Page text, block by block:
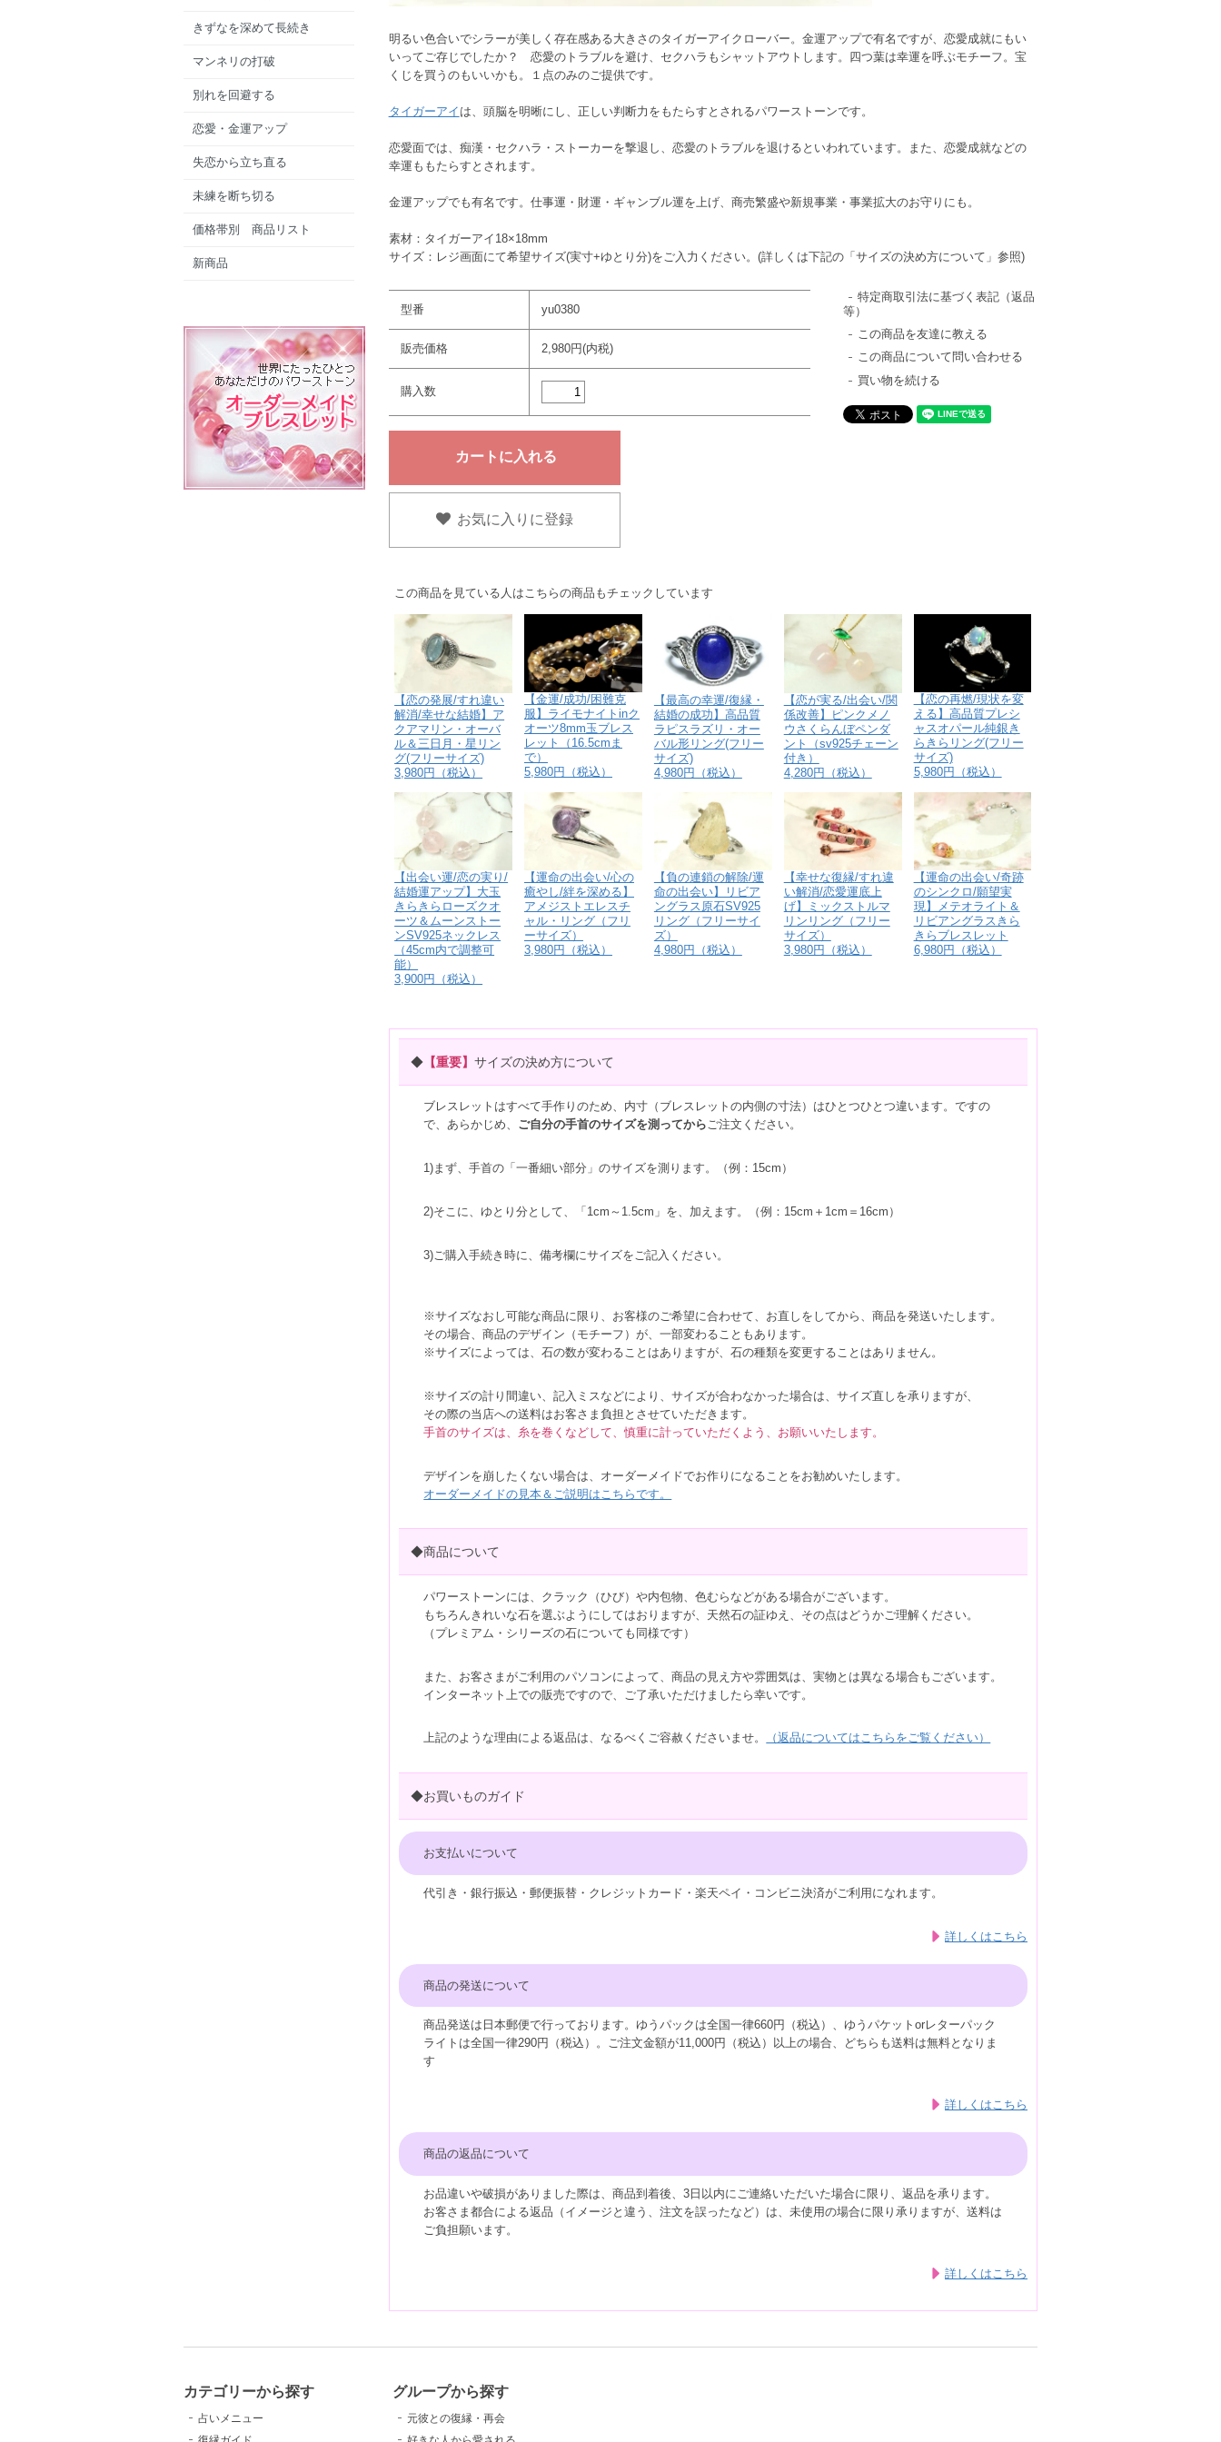
きずなを深めて長続き
マンネリの打破
別れを回避する
恋愛・金運アップ
失恋から立ち直る
未練を断ち切る
価格帯別 商品リスト
新商品
明るい色合いでシラーが美しく存在感ある大きさのタイガーアイクローバー。金運アップで有名ですが、恋愛成就にもい
いってご存じでしたか？ 恋愛のトラブルを避け、セクハラもシャットアウトします。四つ葉は幸運を呼ぶモチーフ。宝
くじを買うのもいいかも。１点のみのご提供です。
タイガーアイ は、頭脳を明晰にし、正しい判断力をもたらすとされるパワーストーンです。
恋愛面では、痴漢・セクハラ・ストーカーを撃退し、恋愛のトラブルを退けるといわれています。また、恋愛成就などの
幸運ももたらすとされます。
金運アップでも有名です。仕事運・財運・ギャンブル運を上げ、商売繁盛や新規事業・事業拡大のお守りにも。
素材：タイガーアイ18×18mm
サイズ：レジ画面にて希望サイズ(実寸+ゆとり分)をご入力ください。(詳しくは下記の「サイズの決め方について」参照)
型番 yu0380
販売価格 2,980円(内税)
購入数
お気に入りに登録
特定商取引法に基づく表記（返品
等）
この商品を友達に教える
この商品について問い合わせる
買い物を続ける
この商品を見ている人はこちらの商品もチェックしています
【恋の発展/すれ違い
解消/幸せな結婚】ア
クアマリン・オーバ
ル＆三日月・星リン
グ(フリーサイズ)
3,980円（税込）
【金運/成功/困難克
服】ライモナイトinク
オーツ8mm玉ブレス
レット（16.5cmま
で）
5,980円（税込）
【最高の幸運/復縁・
結婚の成功】高品質
ラピスラズリ・オー
バル形リング(フリー
サイズ)
4,980円（税込）
【恋が実る/出会い/関
係改善】ピンクメノ
ウさくらんぼペンダ
ント（sv925チェーン
付き）
4,280円（税込）
【恋の再燃/現状を変
える】高品質プレシ
ャスオパール純銀き
らきらリング(フリー
サイズ)
5,980円（税込）
【出会い運/恋の実り/
結婚運アップ】大玉
きらきらローズクオ
ーツ＆ムーンストー
ンSV925ネックレス
（45cm内で調整可
能）
3,900円（税込）
【運命の出会い/心の
癒やし/絆を深める】
アメジストエレスチ
ャル・リング（フリ
ーサイズ）
3,980円（税込）
【負の連鎖の解除/運
命の出会い】リビア
ングラス原石SV925
リング（フリーサイ
ズ）
4,980円（税込）
【幸せな復縁/すれ違
い解消/恋愛運底上
げ】ミックストルマ
リンリング（フリー
サイズ）
3,980円（税込）
【運命の出会い/奇跡
のシンクロ/願望実
現】メテオライト＆
リビアングラスきら
きらブレスレット
6,980円（税込）
◆ 【重要】サイズの決め方について
ブレスレットはすべて手作りのため、内寸（ブレスレットの内側の寸法）はひとつひとつ違います。ですの
で、あらかじめ、 ご自分の手首のサイズを測ってからご注文ください。
1)まず、手首の「一番細い部分」のサイズを測ります。（例：15cm）
2)そこに、ゆとり分として、「1cm～1.5cm」を、加えます。（例：15cm＋1cm＝16cm）
3)ご購入手続き時に、備考欄にサイズをご記入ください。
※サイズなおし可能な商品に限り、お客様のご希望に合わせて、お直しをしてから、商品を発送いたします。
その場合、商品のデザイン（モチーフ）が、一部変わることもあります。
※サイズによっては、石の数が変わることはありますが、石の種類を変更することはありません。
※サイズの計り間違い、記入ミスなどにより、サイズが合わなかった場合は、サイズ直しを承りますが、
その際の当店への送料はお客さま負担とさせていただきます。
手首のサイズは、糸を巻くなどして、慎重に計っていただくよう、お願いいたします。
デザインを崩したくない場合は、オーダーメイドでお作りになることをお勧めいたします。
オーダーメイドの見本＆ご説明はこちらです。
◆商品について
パワーストーンには、クラック（ひび）や内包物、色むらなどがある場合がございます。
もちろんきれいな石を選ぶようにしてはおりますが、天然石の証ゆえ、その点はどうかご理解ください。
（プレミアム・シリーズの石についても同様です）
また、お客さまがご利用のパソコンによって、商品の見え方や雰囲気は、実物とは異なる場合もございます。
インターネット上での販売ですので、ご了承いただけましたら幸いです。
上記のような理由による返品は、なるべくご容赦くださいませ。 （返品についてはこちらをご覧ください）
◆お買いものガイド
お支払いについて
代引き・銀行振込・郵便振替・クレジットカード・楽天ペイ・コンビニ決済がご利用になれます。
詳しくはこちら
商品の発送について
商品発送は日本郵便で行っております。ゆうパックは全国一律660円（税込）、ゆうパケットorレターパック
ライトは全国一律290円（税込）。ご注文金額が11,000円（税込）以上の場合、どちらも送料は無料となりま
す
詳しくはこちら
商品の返品について
お品違いや破損がありました際は、商品到着後、3日以内にご連絡いただいた場合に限り、返品を承ります。
お客さま都合による返品（イメージと違う、注文を誤ったなど）は、未使用の場合に限り承りますが、送料は
ご負担願います。
詳しくはこちら
カテゴリーから探す
占いメニュー
グループから探す
元彼との復縁・再会